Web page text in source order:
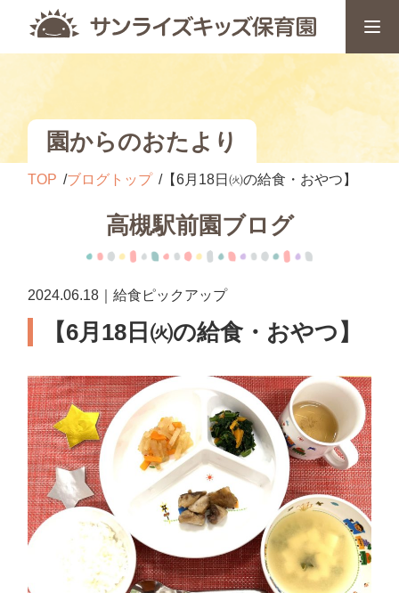
園からのおたより
TOP ブログトップ 【6月18日㈫の給食・おやつ】
高槻駅前園ブログ
2024.06.18｜給食ピックアップ
【6月18日㈫の給食・おやつ】